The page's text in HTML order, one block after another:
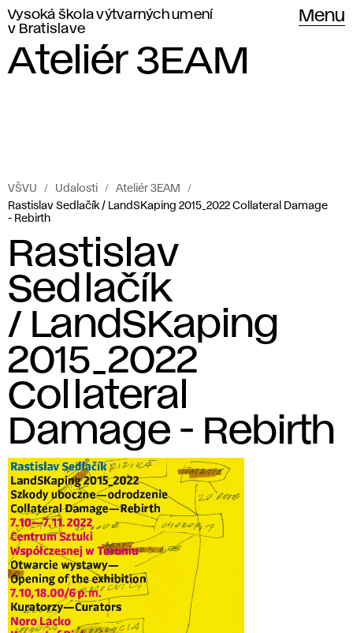
Vysoká škola výtvarných umení
v Bratislave
Menu
Ateliér 3EAM
VŠVU Udalosti
Ateliér 3EAM
Rastislav Sedlačík / LandSKaping 2015_2022 Collateral Damage
- Rebirth
Rastislav
Sedlačík
/ LandSKaping
2015_2022
Collateral
Damage - Rebirth